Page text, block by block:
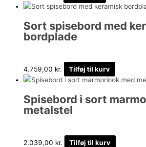
Sort spisebord med
bordplade
4.759,00 kr. Tilføj til kurv
Spisebord i sort
metalstel
2.039,00 kr. Tilføj til kurv